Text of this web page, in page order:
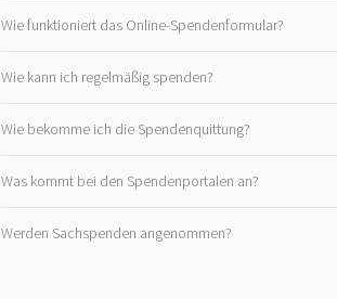
Wie funktioniert das Online-Spendenformular?
Wie kann ich regelmäßig spenden?
Wie bekomme ich die Spendenquittung?
Was kommt bei den Spendenportalen an?
Werden Sachspenden angenommen?